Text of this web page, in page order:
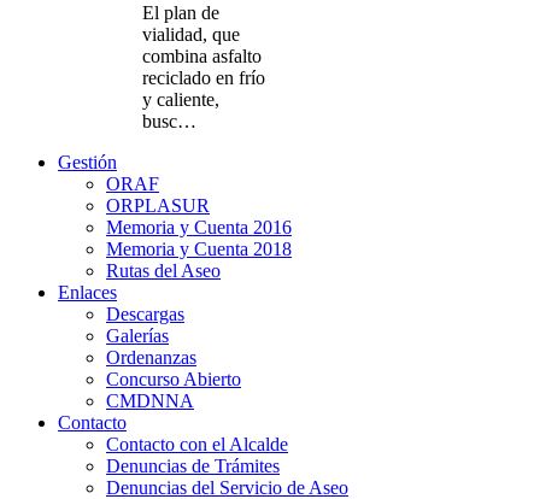
El plan de
vialidad, que
combina asfalto
reciclado en frío
y caliente,
busc…
Gestión
ORAF
ORPLASUR
Memoria y Cuenta 2016
Memoria y Cuenta 2018
Rutas del Aseo
Enlaces
Descargas
Galerías
Ordenanzas
Concurso Abierto
CMDNNA
Contacto
Contacto con el Alcalde
Denuncias de Trámites
Denuncias del Servicio de Aseo